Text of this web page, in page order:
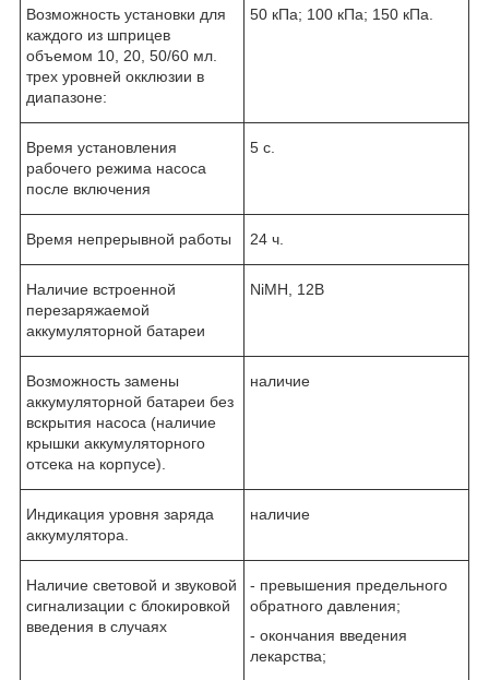
Возможность установки для
каждого из шприцев
объемом 10, 20, 50/60 мл.
трех уровней окклюзии в
диапазоне:
50 кПа; 100 кПа; 150 кПа.
Время установления
рабочего режима насоса
после включения
5 с.
Время непрерывной работы 24 ч.
Наличие встроенной
перезаряжаемой
аккумуляторной батареи
NiMH, 12В
Возможность замены
аккумуляторной батареи без
вскрытия насоса (наличие
крышки аккумуляторного
отсека на корпусе).
наличие
Индикация уровня заряда
аккумулятора.
наличие
Наличие световой и звуковой
сигнализации с блокировкой
введения в случаях
- превышения предельного
обратного давления;
- окончания введения
лекарства;